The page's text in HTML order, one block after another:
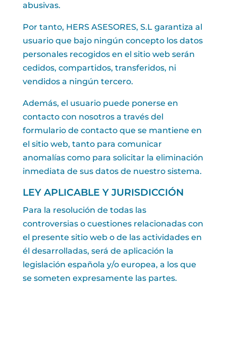
abusivas.
Por tanto, HERS ASESORES, S.L garantiza al
usuario que bajo ningún concepto los datos
personales recogidos en el sitio web serán
cedidos, compartidos, transferidos, ni
vendidos a ningún tercero.
Además, el usuario puede ponerse en
contacto con nosotros a través del
formulario de contacto que se mantiene en
el sitio web, tanto para comunicar
anomalías como para solicitar la eliminación
inmediata de sus datos de nuestro sistema.
LEY APLICABLE Y JURISDICCIÓN
Para la resolución de todas las
controversias o cuestiones relacionadas con
el presente sitio web o de las actividades en
él desarrolladas, será de aplicación la
legislación española y/o europea, a los que
se someten expresamente las partes.